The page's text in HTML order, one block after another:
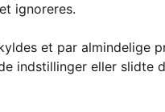
ignoreres.
et par almindelige
indstillinger eller slidte